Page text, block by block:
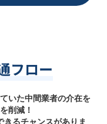
フロー
いた中間業者の介在を
削減！
るチャンスがありま